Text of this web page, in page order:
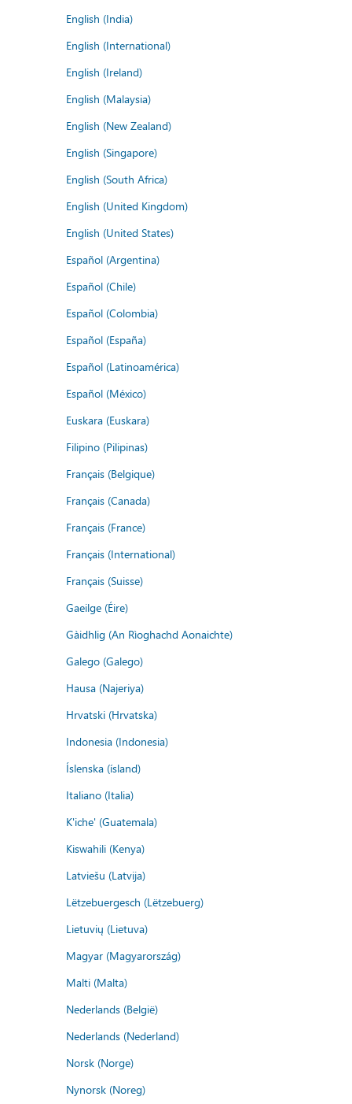
English (India)
English (International)
English (Ireland)
English (Malaysia)
English (New Zealand)
English (Singapore)
English (South Africa)
English (United Kingdom)
English (United States)
Español (Argentina)
Español (Chile)
Español (Colombia)
Español (España)
Español (Latinoamérica)
Español (México)
Euskara (Euskara)
Filipino (Pilipinas)
Français (Belgique)
Français (Canada)
Français (France)
Français (International)
Français (Suisse)
Gaeilge (Éire)
Gàidhlig (An Rìoghachd Aonaichte)
Galego (Galego)
Hausa (Najeriya)
Hrvatski (Hrvatska)
Indonesia (Indonesia)
Íslenska (ísland)
Italiano (Italia)
K'iche' (Guatemala)
Kiswahili (Kenya)
Latviešu (Latvija)
Lëtzebuergesch (Lëtzebuerg)
Lietuvių (Lietuva)
Magyar (Magyarország)
Malti (Malta)
Nederlands (België)
Nederlands (Nederland)
Norsk (Norge)
Nynorsk (Noreg)